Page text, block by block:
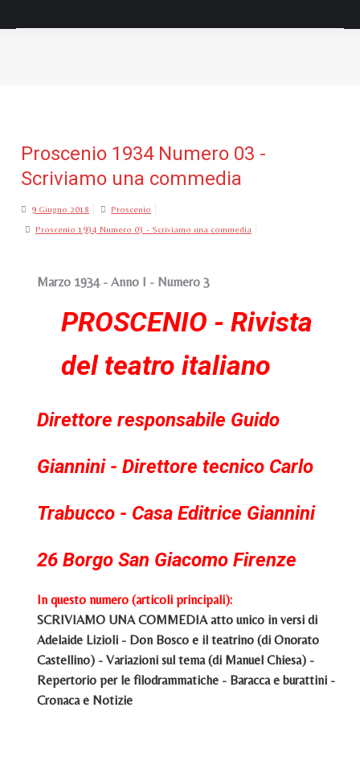
Proscenio 1934 Numero 03 -
Scriviamo una commedia
9 Giugno 2018 Proscenio
Proscenio 1934 Numero 03 - Scriviamo una commedia
Marzo 1934 - Anno I - Numero 3
PROSCENIO - Rivista
del teatro italiano
Direttore responsabile Guido
Giannini - Direttore tecnico Carlo
Trabucco - Casa Editrice Giannini
26 Borgo San Giacomo Firenze
In questo numero (articoli principali):
SCRIVIAMO UNA COMMEDIA atto unico in versi di
Adelaide Lizioli - Don Bosco e il teatrino (di Onorato
Castellino) - Variazioni sul tema (di Manuel Chiesa) -
Repertorio per le filodrammatiche - Baracca e burattini -
Cronaca e Notizie